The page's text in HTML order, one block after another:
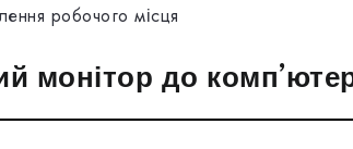
робочого місця
монітор до